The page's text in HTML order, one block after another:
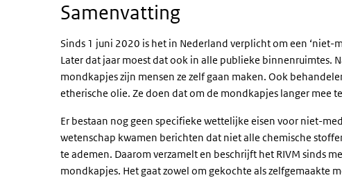
Samenvatting
Sinds 1 juni 2020 is het in Nederland verplicht om een ‘niet-
Later dat jaar moest dat ook in alle publieke binnenruimtes.
mondkapjes zijn mensen ze zelf gaan maken. Ook
etherische olie. Ze doen dat om de mondkapjes langer mee
Er bestaan nog geen specifieke wettelijke eisen voor niet-
wetenschap kwamen berichten dat niet alle chemische
te ademen. Daarom verzamelt en beschrijft het RIVM sinds
mondkapjes. Het gaat zowel om gekochte als zelfgemaakte